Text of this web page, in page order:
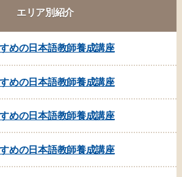
エリア別紹介
めの日本語教師養成講座
めの日本語教師養成講座
めの日本語教師養成講座
めの日本語教師養成講座